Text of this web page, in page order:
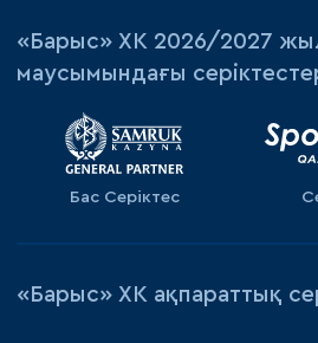
«‎Барыс»‎ ХК 2026/2027
маусымындағы
Бас Серіктес
«Барыс» ХК ақпараттық